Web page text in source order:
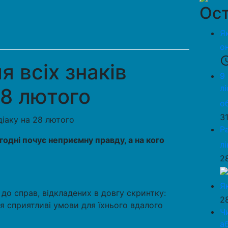
всіх знаків
лютого
почує неприємну правду, а на кого
справ, відкладених в довгу скринтку:
сприятливі умови для їхнього вдалого
9